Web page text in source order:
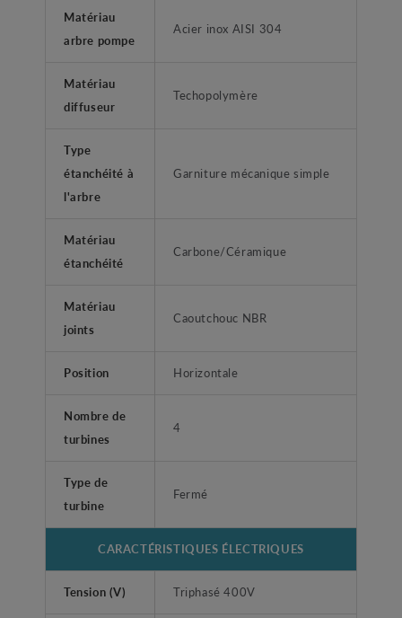
Matériau
arbre pompe
Acier inox AISI 304
Matériau
diffuseur
Techopolymère
Type
étanchéité à
l'arbre
Garniture mécanique simple
Matériau
étanchéité
Carbone/Céramique
Matériau
joints
Caoutchouc NBR
Position Horizontale
Nombre de
turbines
4
Type de
turbine
Fermé
CARACTÉRISTIQUES ÉLECTRIQUES
Tension (V) Triphasé 400V